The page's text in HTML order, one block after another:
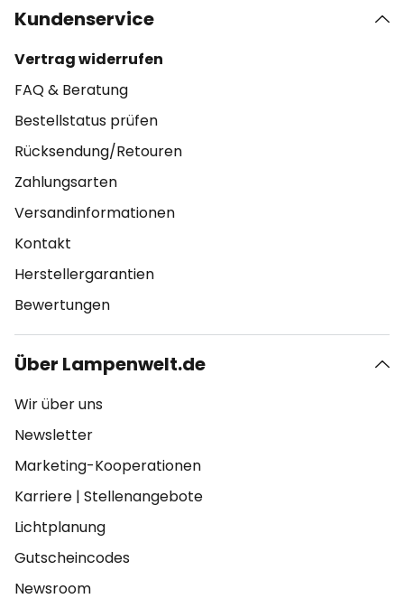
Kundenservice
Vertrag widerrufen
FAQ & Beratung
Bestellstatus prüfen
Rücksendung/Retouren
Zahlungsarten
Versandinformationen
Kontakt
Herstellergarantien
Bewertungen
Über Lampenwelt.de
Wir über uns
Newsletter
Marketing-Kooperationen
Karriere | Stellenangebote
Lichtplanung
Gutscheincodes
Newsroom